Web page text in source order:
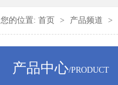
您的位置: 首页 > 产品频道 >
产品中心/PRODUCT